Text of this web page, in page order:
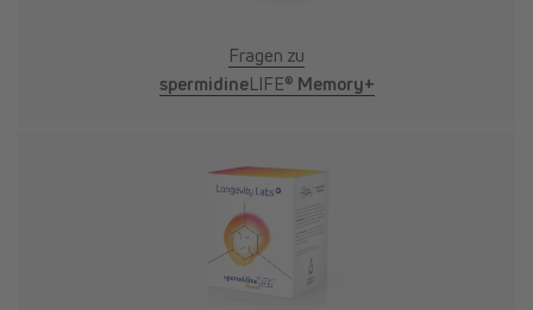
Fragen zu
spermidineLIFE® Memory+